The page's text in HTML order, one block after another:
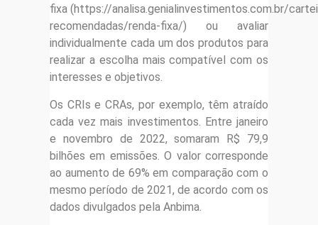
fixa (https://analisa.genialinvestimentos.com.br/
recomendadas/renda-fixa/) ou avaliar
individualmente cada um dos produtos para
realizar a escolha mais compatível com os
interesses e objetivos.
Os CRIs e CRAs, por exemplo, têm atraído
cada vez mais investimentos. Entre janeiro
e novembro de 2022, somaram R$ 79,9
bilhões em emissões. O valor corresponde
ao aumento de 69% em comparação com o
mesmo período de 2021, de acordo com os
dados divulgados pela Anbima.